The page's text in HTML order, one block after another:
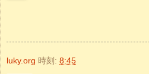
luky.org 時刻: 8:45